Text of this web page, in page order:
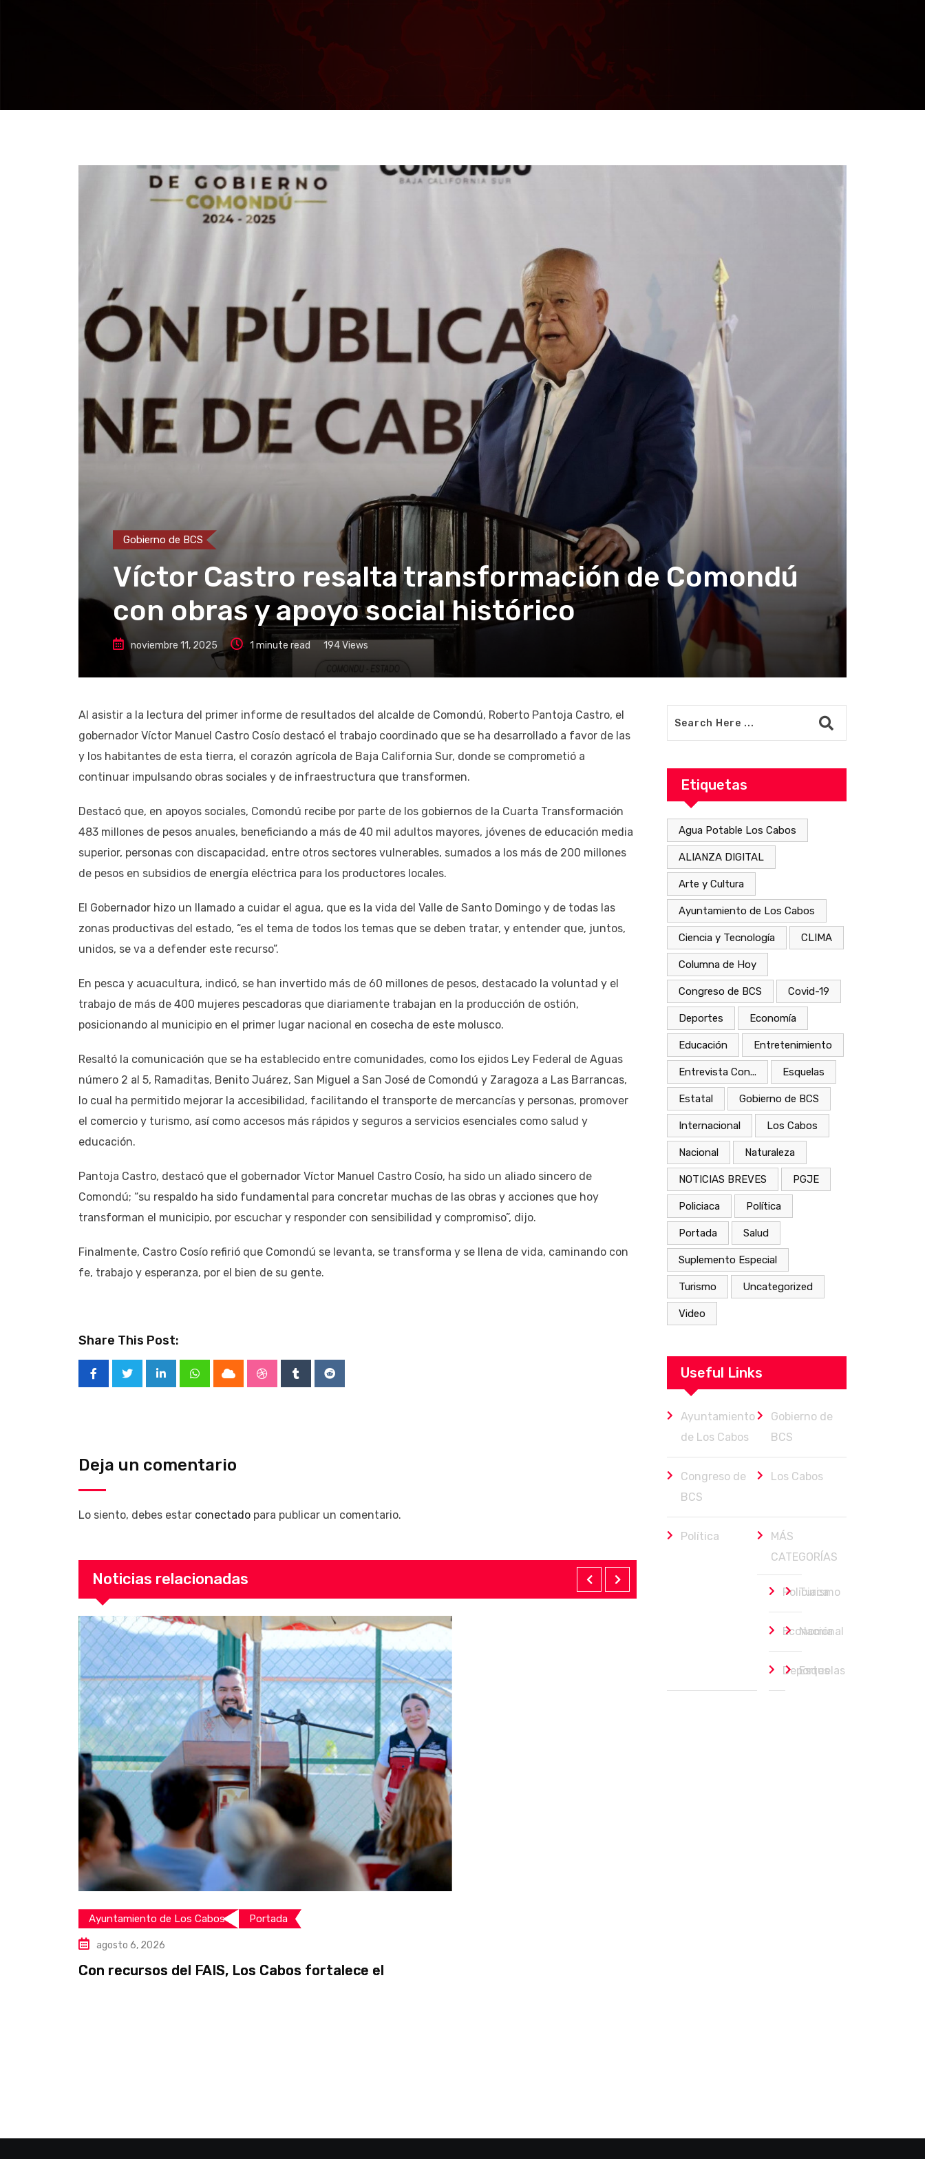
Gobierno de BCS
Víctor Castro resalta transformación de Comondú
con obras y apoyo social histórico
noviembre 11, 2025 1 minute read 194Views
Al asistir a la lectura del primer informe de resultados del alcalde de Comondú, Roberto Pantoja Castro, el
gobernador Víctor Manuel Castro Cosío destacó el trabajo coordinado que se ha desarrollado a favor de las
y los habitantes de esta tierra, el corazón agrícola de Baja California Sur, donde se comprometió a
continuar impulsando obras sociales y de infraestructura que transformen.
Destacó que, en apoyos sociales, Comondú recibe por parte de los gobiernos de la Cuarta Transformación
483 millones de pesos anuales, beneficiando a más de 40 mil adultos mayores, jóvenes de educación media
superior, personas con discapacidad, entre otros sectores vulnerables, sumados a los más de 200 millones
de pesos en subsidios de energía eléctrica para los productores locales.
El Gobernador hizo un llamado a cuidar el agua, que es la vida del Valle de Santo Domingo y de todas las
zonas productivas del estado, “es el tema de todos los temas que se deben tratar, y entender que, juntos,
unidos, se va a defender este recurso”.
En pesca y acuacultura, indicó, se han invertido más de 60 millones de pesos, destacado la voluntad y el
trabajo de más de 400 mujeres pescadoras que diariamente trabajan en la producción de ostión,
posicionando al municipio en el primer lugar nacional en cosecha de este molusco.
Resaltó la comunicación que se ha establecido entre comunidades, como los ejidos Ley Federal de Aguas
número 2 al 5, Ramaditas, Benito Juárez, San Miguel a San José de Comondú y Zaragoza a Las Barrancas,
lo cual ha permitido mejorar la accesibilidad, facilitando el transporte de mercancías y personas, promover
el comercio y turismo, así como accesos más rápidos y seguros a servicios esenciales como salud y
educación.
Pantoja Castro, destacó que el gobernador Víctor Manuel Castro Cosío, ha sido un aliado sincero de
Comondú; “su respaldo ha sido fundamental para concretar muchas de las obras y acciones que hoy
transforman el municipio, por escuchar y responder con sensibilidad y compromiso”, dijo.
Finalmente, Castro Cosío refirió que Comondú se levanta, se transforma y se llena de vida, caminando con
fe, trabajo y esperanza, por el bien de su gente.
Share This Post:
LinkedInWhatsappCloud StumbleUpon
TumblrReddit
Deja un comentario
Lo siento, debes estar conectado para publicar un comentario.
Noticias relacionadas
Ayuntamiento de Los Cabos Portada
agosto 6, 2026
Con recursos del FAIS, Los Cabos fortalece el
Etiquetas
Agua Potable Los Cabos
ALIANZA DIGITAL
Arte y Cultura
Ayuntamiento de Los Cabos
Ciencia y Tecnología CLIMA
Columna de Hoy
Congreso de BCS Covid-19
Deportes Economía
Educación Entretenimiento
Entrevista Con... Esquelas
Estatal Gobierno de BCS
Internacional Los Cabos
Nacional Naturaleza
NOTICIAS BREVES PGJE
Policiaca Política
Portada Salud
Suplemento Especial
Turismo Uncategorized
Video
Useful Links
Ayuntamiento
de Los Cabos
Gobierno de
BCS
Congreso de
BCS
Los Cabos
Política
MÁS
CATEGORÍAS
Policiaca
Turismo
Economía
Nacional
Deportes
Esquelas